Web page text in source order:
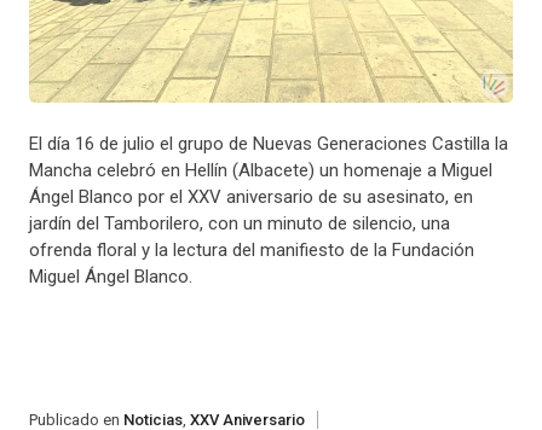
El día 16 de julio el grupo de Nuevas Generaciones Castilla la
Mancha celebró en Hellín (Albacete) un homenaje a Miguel
Ángel Blanco por el XXV aniversario de su asesinato, en
jardín del Tamborilero, con un minuto de silencio, una
ofrenda floral y la lectura del manifiesto de la Fundación
Miguel Ángel Blanco.
Publicado en Noticias, XXV Aniversario